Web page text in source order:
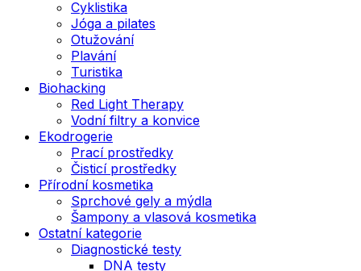
Cyklistika
Jóga a pilates
Otužování
Plavání
Turistika
Biohacking
Red Light Therapy
Vodní filtry a konvice
Ekodrogerie
Prací prostředky
Čisticí prostředky
Přírodní kosmetika
Sprchové gely a mýdla
Šampony a vlasová kosmetika
Ostatní kategorie
Diagnostické testy
DNA testy